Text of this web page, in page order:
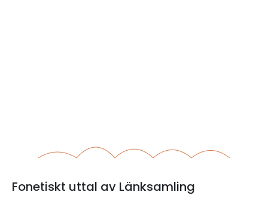
Fonetiskt uttal av Länksamling